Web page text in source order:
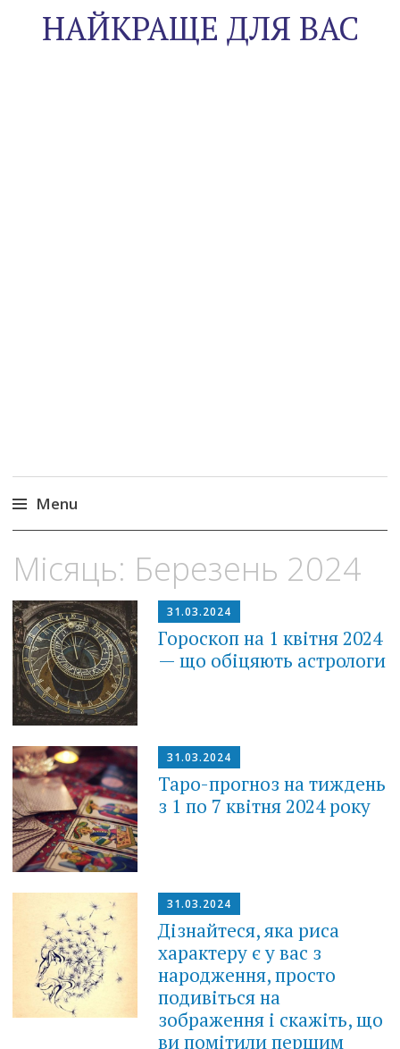
НАЙКРАЩЕ ДЛЯ ВАС
Menu
to
Місяць: Березень 2024
31.03.2024
Гороскоп на 1 квітня 2024
— що обіцяють астрологи
31.03.2024
Таро-прогноз на тиждень
з 1 по 7 квітня 2024 року
31.03.2024
Дізнайтеся, яка риса
характеру є у вас з
народження, просто
подивіться на
зображення і скажіть, що
ви помітили першим